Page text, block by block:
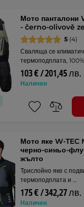
Мото панталони
- černo-olivově
5 (4)
Сваляща се
термоподплата, 100%
103 € / 201,45 лв.
Наличен
Мото яке W-TEC
черно-синьо-
жълто
Трислойно яке с
термоподплата и …
175 € / 342,27 лв.
Наличен